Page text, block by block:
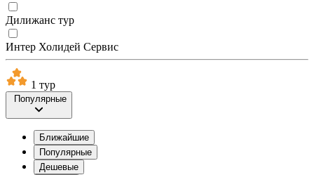
Дилижанс тур
Интер Холидей Сервис
1 тур
Популярные
Ближайшие
Популярные
Дешевые